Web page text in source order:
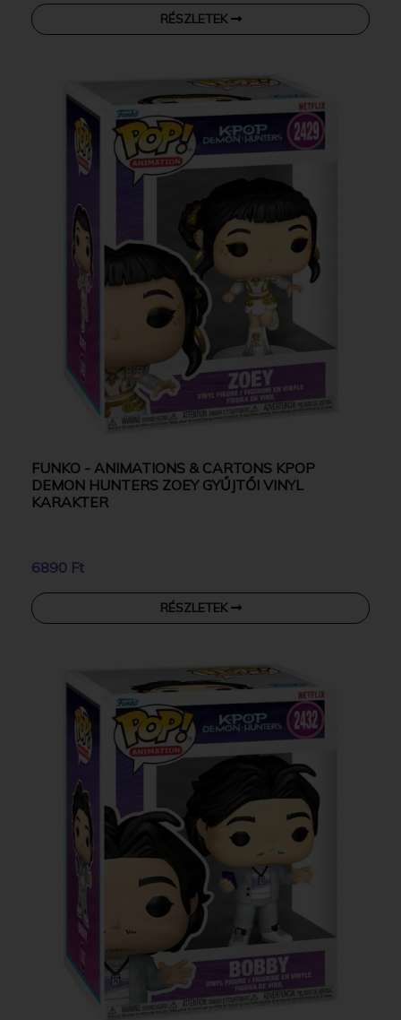
RÉSZLETEK
FUNKO - ANIMATIONS & CARTONS KPOP
DEMON HUNTERS ZOEY GYŰJTŐI VINYL
KARAKTER
6890 Ft
RÉSZLETEK